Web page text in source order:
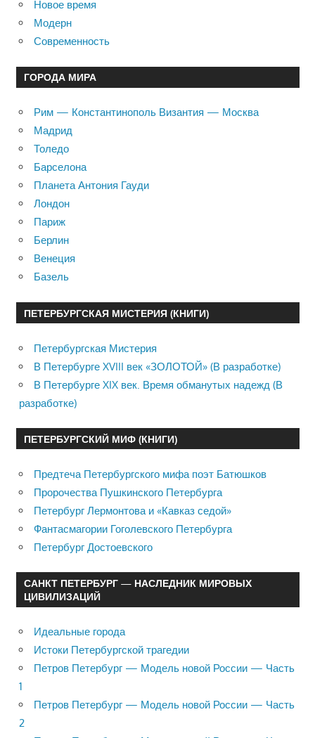
Новое время
Модерн
Современность
ГОРОДА МИРА
Рим — Константинополь Византия — Москва
Мадрид
Толедо
Барселона
Планета Антония Гауди
Лондон
Париж
Берлин
Венеция
Базель
ПЕТЕРБУРГСКАЯ МИСТЕРИЯ (КНИГИ)
Петербургская Мистерия
В Петербурге XVIII век «ЗОЛОТОЙ» (В разработке)
В Петербурге XIX век. Время обманутых надежд (В
разработке)
ПЕТЕРБУРГСКИЙ МИФ (КНИГИ)
Предтеча Петербургского мифа поэт Батюшков
Пророчества Пушкинского Петербурга
Петербург Лермонтова и «Кавказ седой»
Фантасмагории Гоголевского Петербурга
Петербург Достоевского
САНКТ ПЕТЕРБУРГ — НАСЛЕДНИК МИРОВЫХ
ЦИВИЛИЗАЦИЙ
Идеальные города
Истоки Петербургской трагедии
Петров Петербург — Модель новой России — Часть
1
Петров Петербург — Модель новой России — Часть
2